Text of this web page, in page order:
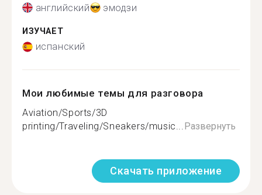
английский эмодзи
ИЗУЧАЕТ
испанский
Мои любимые темы для разговора
Aviation/Sports/3D
printing/Traveling/Sneakers/music...Развернуть
Скачать приложение